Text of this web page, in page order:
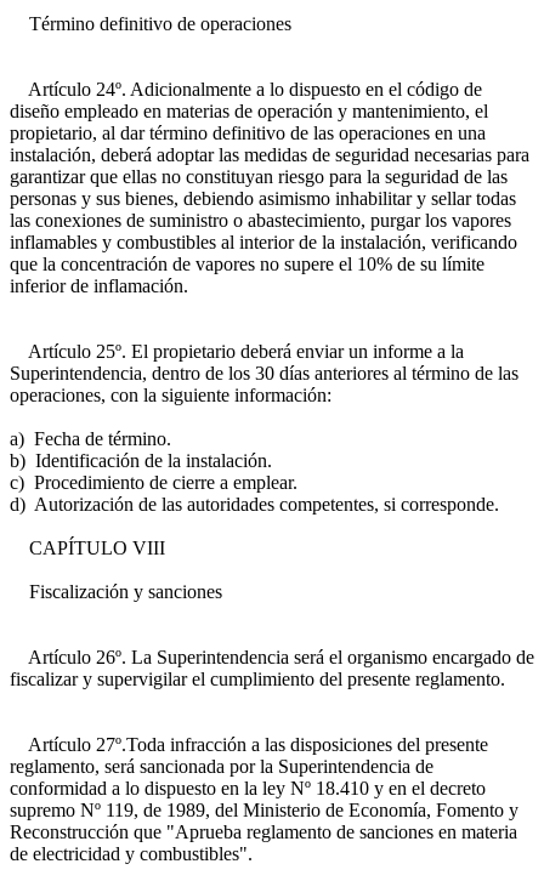
Término definitivo de operaciones
Artículo 24º. Adicionalmente a lo dispuesto en el código de
diseño empleado en materias de operación y mantenimiento, el
propietario, al dar término definitivo de las operaciones en una
instalación, deberá adoptar las medidas de seguridad necesarias para
garantizar que ellas no constituyan riesgo para la seguridad de las
personas y sus bienes, debiendo asimismo inhabilitar y sellar todas
las conexiones de suministro o abastecimiento, purgar los vapores
inflamables y combustibles al interior de la instalación, verificando
que la concentración de vapores no supere el 10% de su límite
inferior de inflamación.
Artículo 25º. El propietario deberá enviar un informe a la
Superintendencia, dentro de los 30 días anteriores al término de las
operaciones, con la siguiente información:
a) Fecha de término.
b) Identificación de la instalación.
c) Procedimiento de cierre a emplear.
d) Autorización de las autoridades competentes, si corresponde.
CAPÍTULO VIII
Fiscalización y sanciones
Artículo 26º. La Superintendencia será el organismo encargado de
fiscalizar y supervigilar el cumplimiento del presente reglamento.
Artículo 27º.Toda infracción a las disposiciones del presente
reglamento, será sancionada por la Superintendencia de
conformidad a lo dispuesto en la ley Nº 18.410 y en el decreto
supremo Nº 119, de 1989, del Ministerio de Economía, Fomento y
Reconstrucción que "Aprueba reglamento de sanciones en materia
de electricidad y combustibles".